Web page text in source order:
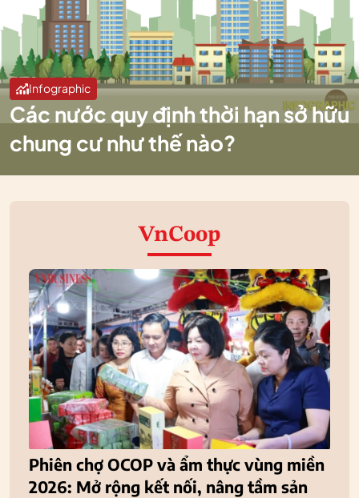
Infographic
Các nước quy định thời hạn sở hữu
chung cư như thế nào?
VnCoop
Phiên chợ OCOP và ẩm thực vùng miền
2026: Mở rộng kết nối, nâng tầm sản